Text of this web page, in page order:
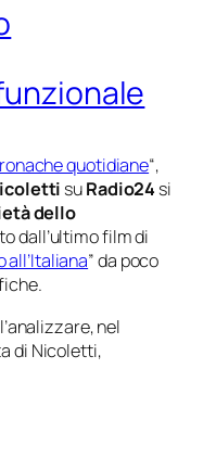
quotidiane“,
suRadio24 si
dello
dall’ultimo film di
all’Italiana” da poco
nel
di Nicoletti,